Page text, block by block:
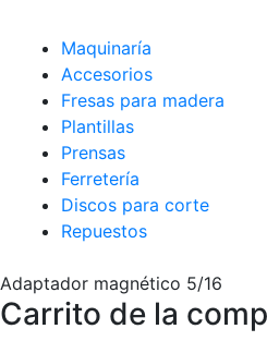
Maquinaría
Accesorios
Fresas para madera
Plantillas
Prensas
Ferretería
Discos para corte
Repuestos
Adaptador magnético 5/16
Carrito de la